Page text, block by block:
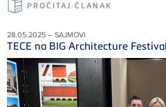
PROČITAJ ČLANAK
28.05.2025 – SAJMOVI
TECE na BIG Architecture